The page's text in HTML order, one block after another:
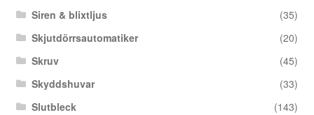
Siren & blixtljus
(35)
Skjutdörrsautomatiker
(20)
Skruv
(45)
Skyddshuvar
(33)
Slutbleck
(143)